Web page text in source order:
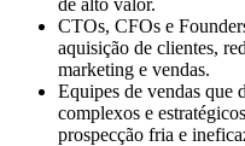
CTOs, CFOs e
aquisição de clientes,
marketing e vendas.
Equipes de vendas que
complexos e
prospecção fria e